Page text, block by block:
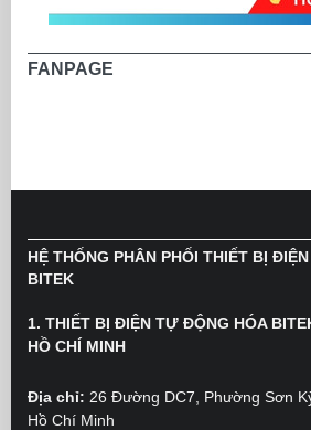
FANPAGE
HỆ THỐNG PHÂN PHỐI THIẾT BỊ
BITEK
1. THIẾT BỊ ĐIỆN TỰ ĐỘNG HÓA
HỒ CHÍ MINH
Địa chỉ: 26 Đường DC7, Phường Sơn
Hồ Chí Minh